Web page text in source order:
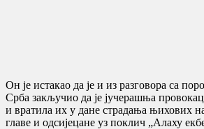
Он је истакао да је и из разговора са
Срба закључио да је јучерашња
и вратила их у дане страдања њихових
главе и одсијецане уз поклич „Алаху